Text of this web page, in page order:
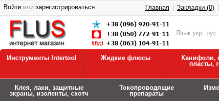
Язык укр рус
Войти или зарегистрироваться Главная Закладки (0)
Инструменты Intertool Жидкие флюсы
Канифоли,
пласты,
Клея, лаки, защитные
экраны, изоленты, скотч
Токопроводящие
препараты